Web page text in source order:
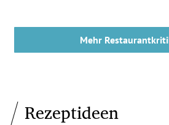
Mehr
Rezeptideen